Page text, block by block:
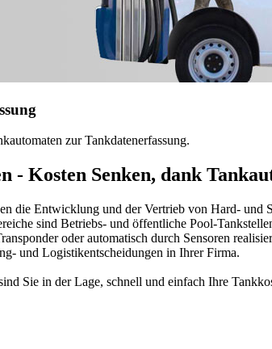
zur Tankdatenerfassung.
- Kosten Senken, dank
die Entwicklung und der Vertrieb von Hard- und
sind Betriebs- und öffentliche Pool-
oder automatisch durch Sensoren
und Logistikentscheidungen in Ihrer Firma.
Sie in der Lage, schnell und einfach Ihre